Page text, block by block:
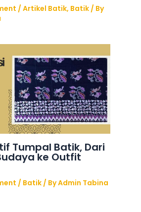
/Artikel Batik, Batik/ By
Tumpal Batik, Dari
ke Outfit
/ Batik/ ByAdmin Tabina